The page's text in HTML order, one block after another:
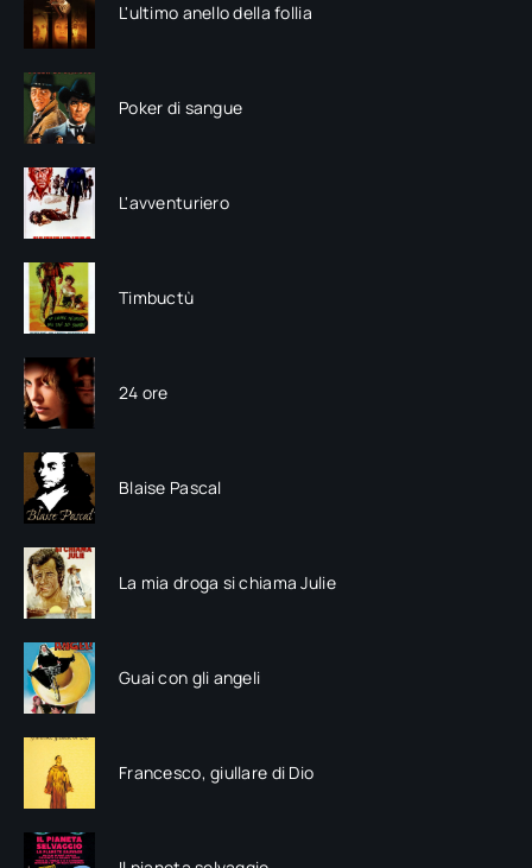
L'ultimo anello della follia
Poker di sangue
L'avventuriero
Timbuctù
24 ore
Blaise Pascal
La mia droga si chiama Julie
Guai con gli angeli
Francesco, giullare di Dio